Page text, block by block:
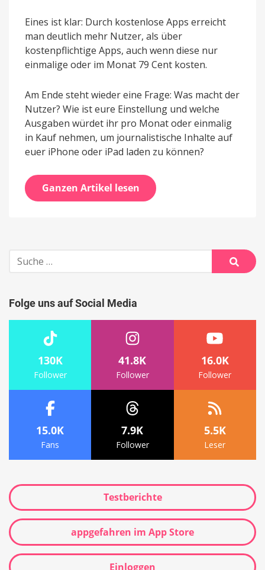
Eines ist klar: Durch kostenlose Apps erreicht
man deutlich mehr Nutzer, als über
kostenpflichtige Apps, auch wenn diese nur
einmalige oder im Monat 79 Cent kosten.
Am Ende steht wieder eine Frage: Was macht der
Nutzer? Wie ist eure Einstellung und welche
Ausgaben würdet ihr pro Monat oder einmalig
in Kauf nehmen, um journalistische Inhalte auf
euer iPhone oder iPad laden zu können?
Ganzen Artikel lesen
Suche
nach:
Suche
Folge uns auf Social Media
130K
Follower
41.8K
Follower
16.0K
Follower
15.0K
Fans
7.9K
Follower
5.5K
Leser
Testberichte
appgefahren im App Store
Einloggen